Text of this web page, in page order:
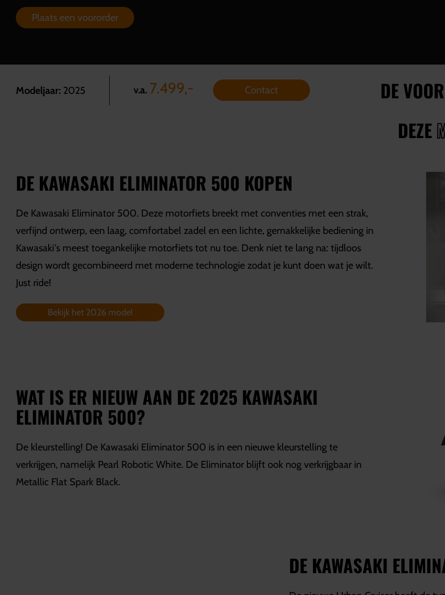
Plaats een voororder
Modeljaar: 2025 v.a. 7.499,- Contact DE
DEZE
DE KAWASAKI ELIMINATOR 500 KOPEN
De Kawasaki Eliminator 500. Deze motorfiets breekt met conventies met een strak,
verfijnd ontwerp, een laag, comfortabel zadel en een lichte, gemakkelijke bediening in
Kawasaki's meest toegankelijke motorfiets tot nu toe. Denk niet te lang na: tijdloos
design wordt gecombineerd met moderne technologie zodat je kunt doen wat je wilt.
Just ride!
Bekijk het 2026 model
WAT IS ER NIEUW AAN DE 2025 KAWASAKI
ELIMINATOR 500?
De kleurstelling! De Kawasaki Eliminator 500 is in een nieuwe kleurstelling te
verkrijgen, namelijk Pearl Robotic White. De Eliminator blijft ook nog verkrijgbaar in
Metallic Flat Spark Black.
DE KAWASAKI